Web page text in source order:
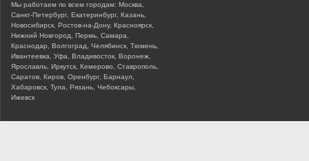
Мы работаем по всем городам: Москва,
Санкт-Петербург, Екатеринбург, Казань,
Новосибирск, Ростов-на-Дону, Красноярск,
Нижний Новгород, Пермь, Самара,
Краснодар, Волгоград, Челябинск, Тюмень,
Ивантеевка, Уфа, Владивосток, Воронеж,
Ярославль, Иркутск, Кемерово, Ставрополь,
Саратов, Киров, Оренбург, Барнаул,
Хабаровск, Тула, Рязань, Чебоксары,
Ижевск